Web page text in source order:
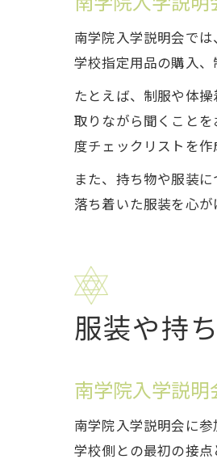
南学院入学説明会で
学校指定用品の購入、
たとえば、制服や体
取りながら聞くこと
度チェックリストを作
また、持ち物や服装
落ち着いた服装を心
服装や持
南学院入学説明
南学院入学説明会に
学校側との最初の接